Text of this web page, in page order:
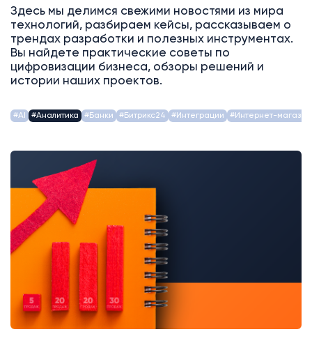
Здесь мы делимся свежими новостями из мира
технологий, разбираем кейсы, рассказываем о
трендах разработки и полезных инструментах.
Вы найдете практические советы по
цифровизации бизнеса, обзоры решений и
истории наших проектов.
#AI #Аналитика #Банки #Битрикс24 #Интеграции #Интернет-
Битрикс24